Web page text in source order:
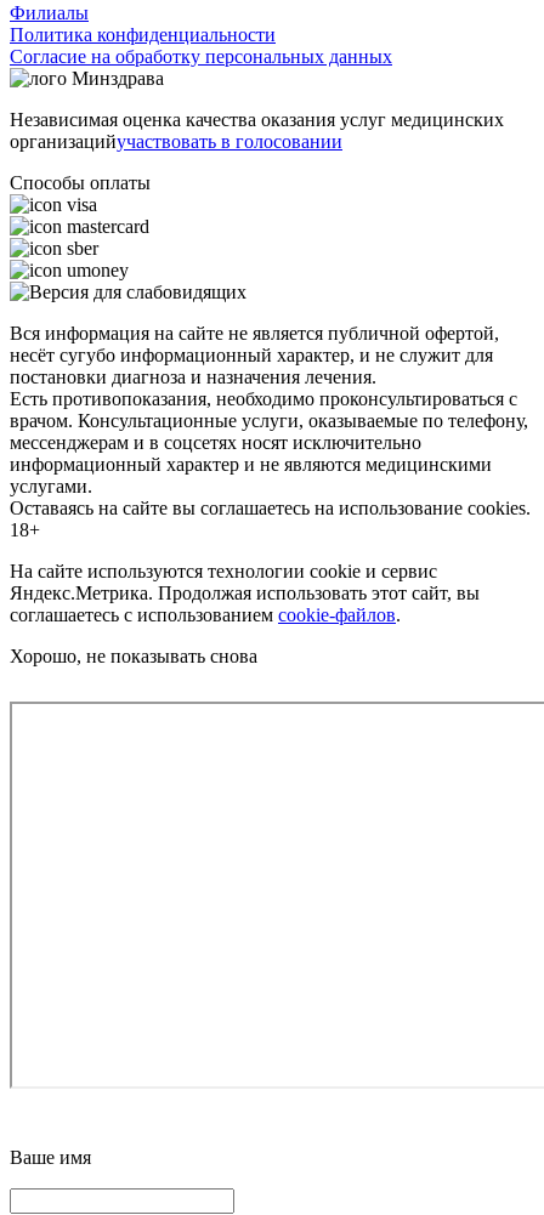
Филиалы
Политика конфиденциальности
Согласие на обработку персональных данных
Независимая оценка качества оказания услуг медицинских
организацийучаствовать в голосовании
Способы оплаты
Вся информация на сайте не является публичной офертой,
несёт сугубо информационный характер, и не служит для
постановки диагноза и назначения лечения.
Есть противопоказания, необходимо проконсультироваться с
врачом. Консультационные услуги, оказываемые по телефону,
мессенджерам и в соцсетях носят исключительно
информационный характер и не являются медицинскими
услугами.
Оставаясь на сайте вы соглашаетесь на использование cookies.
18+
На сайте используются технологии cookie и сервис
Яндекс.Метрика. Продолжая использовать этот сайт, вы
соглашаетесь с использованием cookie-файлов.
Хорошо, не показывать снова
Ваше имя